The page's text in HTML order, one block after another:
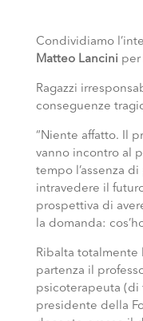
Condividiamo
Matteo Lancini per
Ragazzi
conseguenze
“Niente affatto. Il
vanno incontro al
tempo l’assenza
intravedere il
prospettiva di
la domanda:
Ribalta
partenza il
psicoterapeuta (di
presidente della